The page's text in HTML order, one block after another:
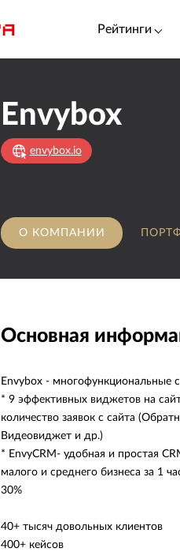
Рейтинги
Envybox
envybox.io
О КОМПАНИИ
Основная
Envybox - многофункциональные
* 9 эффективных виджетов на
количество заявок с сайта
Видеовиджет и др.)
* EnvyCRM- удобная и простая
малого и среднего бизнеса за 1
30%
40+ тысяч довольных клиентов
400+ кейсов